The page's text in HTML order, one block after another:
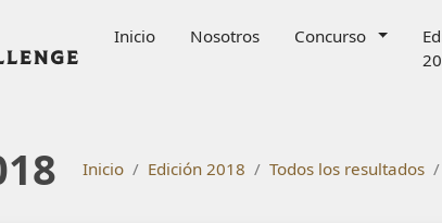
Bruxelles Beer Challenge
Inicio Nosotros Concurso
Inicio Edición 2018 Todos los resultados